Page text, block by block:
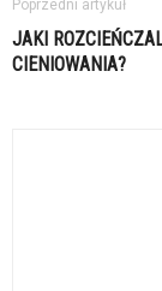
Poprzedni artykuł
JAKI
CIENIOWANIA?